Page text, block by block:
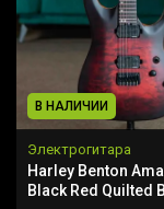
В НАЛИЧИИ
Электрогитара
Harley Benton
Black Red Quilted